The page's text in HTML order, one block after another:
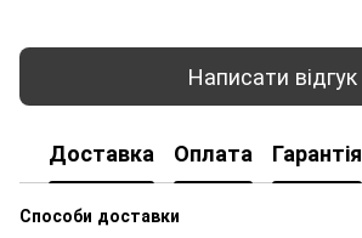
Написати відгук
Доставка Оплата Гарантія
Способи доставки